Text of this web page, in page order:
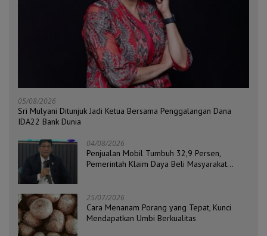
05/08/2026
Sri Mulyani Ditunjuk Jadi Ketua Bersama Penggalangan Dana
IDA22 Bank Dunia
04/08/2026
Penjualan Mobil Tumbuh 32,9 Persen,
Pemerintah Klaim Daya Beli Masyarakat
25/07/2026
Cara Menanam Porang yang Tepat, Kunci
Mendapatkan Umbi Berkualitas